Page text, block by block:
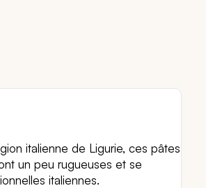
italienne de Ligurie, ces pâtes
un peu rugueuses et se
italiennes.